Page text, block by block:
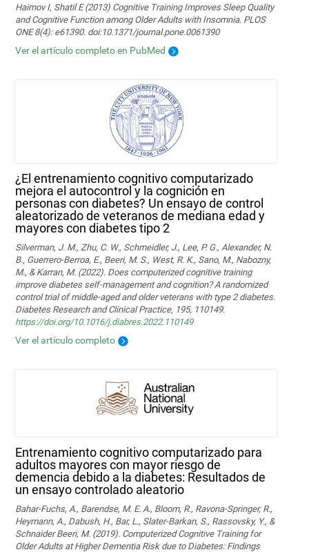
Haimov I, Shatil E (2013) Cognitive Training Improves Sleep Quality
and Cognitive Function among Older Adults with Insomnia. PLOS
ONE 8(4): e61390. doi:10.1371/journal.pone.0061390
Ver el artículo completo en PubMed
¿El entrenamiento cognitivo computarizado
mejora el autocontrol y la cognición en
personas con diabetes? Un ensayo de control
aleatorizado de veteranos de mediana edad y
mayores con diabetes tipo 2
Silverman, J. M., Zhu, C. W., Schmeidler, J., Lee, P. G., Alexander, N.
B., Guerrero-Berroa, E., Beeri, M. S., West, R. K., Sano, M., Nabozny,
M., & Karran, M. (2022). Does computerized cognitive training
improve diabetes self-management and cognition? A randomized
control trial of middle-aged and older veterans with type 2 diabetes.
Diabetes Research and Clinical Practice, 195, 110149.
https://doi.org/10.1016/j.diabres.2022.110149
Ver el artículo completo
Entrenamiento cognitivo computarizado para
adultos mayores con mayor riesgo de
demencia debido a la diabetes: Resultados de
un ensayo controlado aleatorio
Bahar-Fuchs, A., Barendse, M. E. A., Bloom, R., Ravona-Springer, R.,
Heymann, A., Dabush, H., Bar, L., Slater-Barkan, S., Rassovsky, Y., &
Schnaider Beeri, M. (2019). Computerized Cognitive Training for
Older Adults at Higher Dementia Risk due to Diabetes: Findings